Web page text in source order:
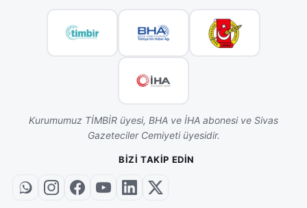
Kurumumuz TİMBİR üyesi, BHA ve İHA abonesi ve Sivas
Gazeteciler Cemiyeti üyesidir.
BIZI TAKIP EDIN